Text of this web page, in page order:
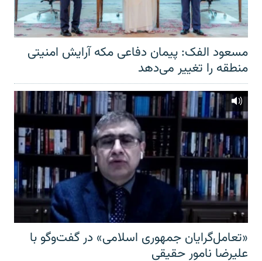
مسعود الفک: پیمان دفاعی مکه آرایش امنیتی
منطقه را تغییر می‌دهد
«تعامل‌گرایان جمهوری اسلامی» در گفت‌وگو با
علیرضا نامور حقیقی